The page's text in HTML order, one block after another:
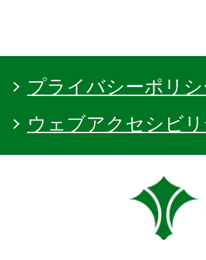
プライバシーポリシ
ウェブアクセシビリ